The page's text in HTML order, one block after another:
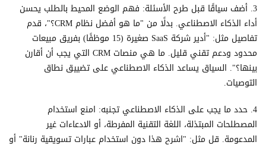
3. أضف سياقًا قبل طرح الأسئلة: فهم الوضع المحيط بالطلب يحسن
أداء الذكاء الاصطناعي. بدلًا من "ما هو أفضل نظام CRM؟"، قدم
تفاصيل مثل: "أدير شركة SaaS صغيرة (15 موظفًا) بفريق مبيعات
محدود ودعم تقني قليل. ما هي منصات CRM التي يجب أن أقارن
بينها؟". السياق يساعد الذكاء الاصطناعي على تضييق نطاق
التوصيات.
4. حدد ما يجب على الذكاء الاصطناعي تجنبه: امنع استخدام
المصطلحات المبتذلة، اللغة التقنية المفرطة، أو الادعاءات غير
المدعومة. قل مثل: "اشرح هذا دون استخدام عبارات تسويقية رنانة" أو